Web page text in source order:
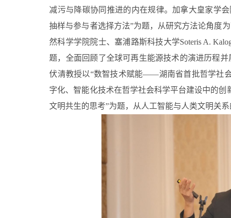
减污与降碳协同推进的内在规律。加拿大皇家学
抽样与参与者选择方法”为题，从研究方法论角度
然科学学院院士、塞浦路斯科技大学Soteris A.
题，全面回顾了全球可再生能源技术的演进历程
伏清教授以“数智技术赋能——湖南省首批哲学社
字化、智能化技术在哲学社会科学平台建设中的
文明共生的思考”为题，从人工智能与人类文明关